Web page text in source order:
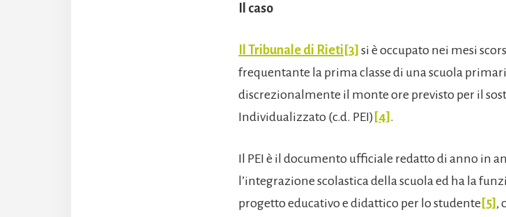
Il caso
Il Tribunale di Rieti [3] si è occupato nei mesi
frequentante la prima classe di una scuola
discrezionalmente il monte ore previsto per il
Individualizzato (c.d. PEI) [4] .
Il PEI è il documento ufficiale redatto di anno in
l’integrazione scolastica della scuola ed ha la
progetto educativo e didattico per lo studente [5] ,